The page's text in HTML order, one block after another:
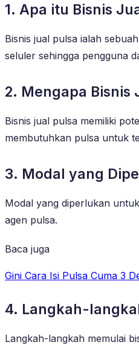
1. Apa itu Bisnis
Bisnis jual pulsa ialah
seluler sehingga pengguna
2. Mengapa
Bisnis jual pulsa memiliki
membutuhkan pulsa untuk
3. Modal yang
Modal yang diperlukan
agen pulsa.
Baca juga
Gini Cara Isi Pulsa Cuma 3
4. Langkah-
Langkah-langkah memulai